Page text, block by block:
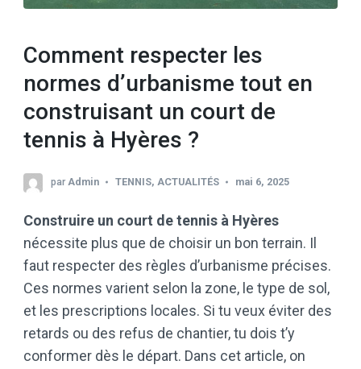
Comment respecter les
normes d’urbanisme tout en
construisant un court de
tennis à Hyères ?
parAdmin TENNIS, ACTUALITÉS mai 6, 2025
Construire un court de tennis à Hyères
nécessite plus que de choisir un bon terrain. Il
faut respecter des règles d’urbanisme précises.
Ces normes varient selon la zone, le type de sol,
et les prescriptions locales. Si tu veux éviter des
retards ou des refus de chantier, tu dois t’y
conformer dès le départ. Dans cet article, on